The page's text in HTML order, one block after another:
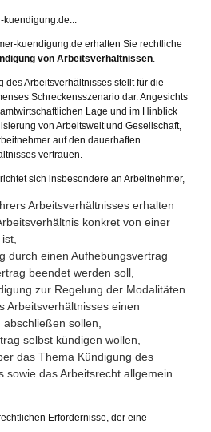
kuendigung.de...
kuendigung.de erhalten Sie rechtliche
von Arbeitsverhältnissen.
des Arbeitsverhältnisses stellt für die
Schreckensszenario dar. Angesichts
Lage und im Hinblick
von Arbeitswelt und Gesellschaft,
auf den dauerhaften
vertrauen.
richtet sich insbesondere an Arbeitnehmer,
Arbeitsverhältnisses erhalten
konkret von einer
durch einen Aufhebungsvertrag
beendet werden soll,
zur Regelung der Modalitäten
Arbeitsverhältnisses einen
sollen,
selbst kündigen wollen,
das Thema Kündigung des
sowie das Arbeitsrecht allgemein
Erfordernisse, der eine